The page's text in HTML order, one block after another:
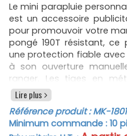
Le mini parapluie
est un accessoire
pour promouvoir votre
pongé 190T résistant,
une protection fiable avec
à son ouverture
ranger. Les tiges en
durable, tandis que la
garantit une sécurité
manche en bois,
gaine assortis,
Lire plus
Référence produit :MK-1801
Minimum commande : 10